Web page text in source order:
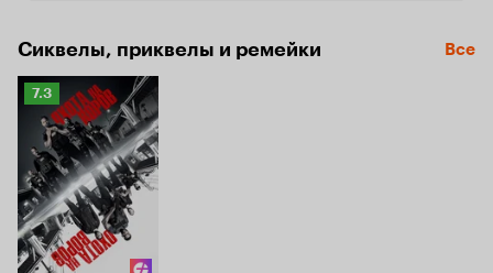
Сиквелы, приквелы и ремейки Все
Рейтинг
Кинопоиска
7.3
7.3